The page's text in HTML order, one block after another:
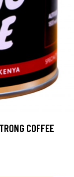
COFFEE